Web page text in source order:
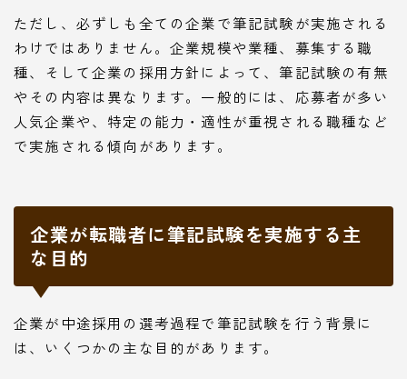
ただし、必ずしも全ての企業で筆記試験が実施される
わけではありません。企業規模や業種、募集する職
種、そして企業の採用方針によって、筆記試験の有無
やその内容は異なります。一般的には、応募者が多い
人気企業や、特定の能力・適性が重視される職種など
で実施される傾向があります。
企業が転職者に筆記試験を実施する主
な目的
企業が中途採用の選考過程で筆記試験を行う背景に
は、いくつかの主な目的があります。